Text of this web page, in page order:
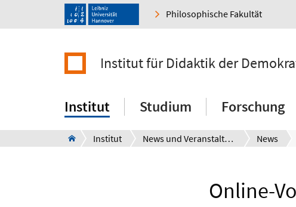
Philosophische Fakultät
Institut für Didaktik der
Institut Studium Forschung
Institut News und Veranstaltungen News
Online-